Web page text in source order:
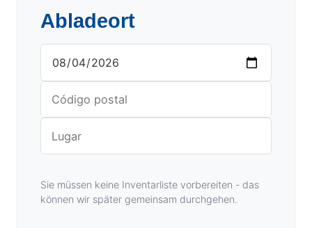
Abladeort
Sie müssen keine Inventarliste vorbereiten - das
können wir später gemeinsam durchgehen.